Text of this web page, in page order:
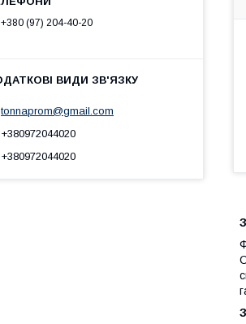
+380 (97) 204-40-20
tonnaprom@gmail.com
+380972044020
+380972044020